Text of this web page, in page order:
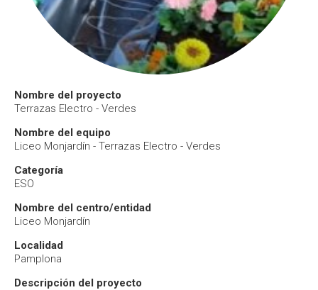
Nombre del proyecto
Terrazas Electro - Verdes
Nombre del equipo
Liceo Monjardín - Terrazas Electro - Verdes
Categoría
ESO
Nombre del centro/entidad
Liceo Monjardín
Localidad
Pamplona
Descripción del proyecto